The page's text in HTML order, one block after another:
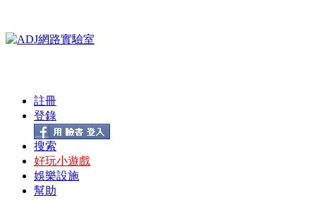
註冊
登錄
搜索
好玩小遊戲
娛樂設施
幫助